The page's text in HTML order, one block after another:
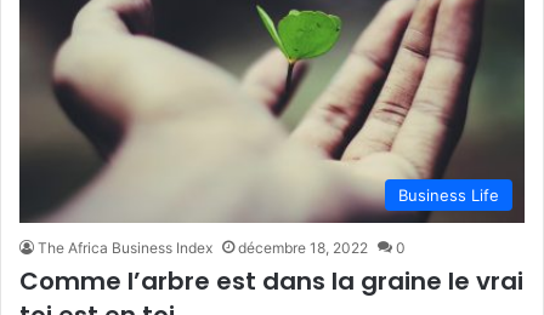
Business Life
The Africa Business Index décembre 18, 2022 0
Comme l’arbre est dans la graine le vrai